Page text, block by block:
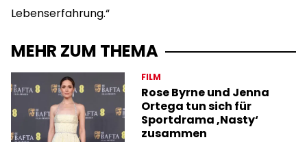
Lebenserfahrung.“
MEHR ZUM THEMA
FILM
Rose Byrne und Jenna
Ortega tun sich für
Sportdrama ‚Nasty‘
zusammen